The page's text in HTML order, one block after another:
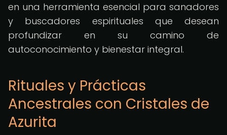
en una herramienta esencial para sanadores
y buscadores espirituales que desean
profundizar en su camino de
autoconocimiento y bienestar integral.
Rituales y Prácticas
Ancestrales con Cristales de
Azurita